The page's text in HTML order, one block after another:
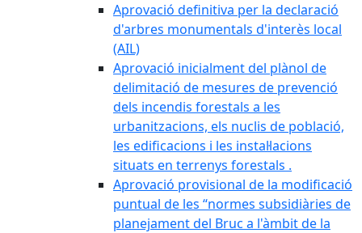
Aprovació definitiva per la declaració
d'arbres monumentals d'interès local
(AIL)
Aprovació inicialment del plànol de
delimitació de mesures de prevenció
dels incendis forestals a les
urbanitzacions, els nuclis de població,
les edificacions i les instal·lacions
situats en terrenys forestals .
Aprovació provisional de la modificació
puntual de les “normes subsidiàries de
planejament del Bruc a l'àmbit de la